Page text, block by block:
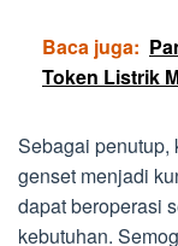
Baca juga:
Token Listrik
Sebagai penutup,
genset menjadi
dapat beroperasi
kebutuhan.